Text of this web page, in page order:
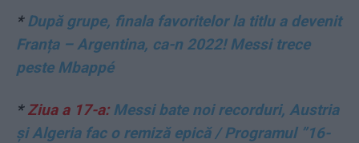
*După grupe, finala favoritelor la titlu a devenit
Franța – Argentina, ca-n 2022! Messi trece
peste Mbappé
*Ziua a 17-a:Messi bate noi recorduri, Austria
și Algeria fac o remiză epică / Programul ”16-